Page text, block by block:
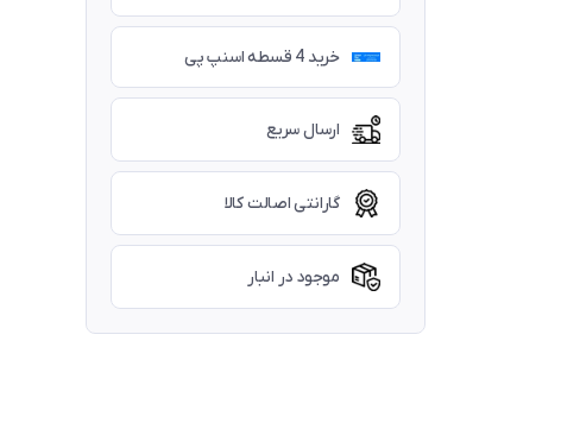
خرید 4 قسطه اسنپ پی
ارسال سریع
گارانتی اصالت کالا
موجود در انبار